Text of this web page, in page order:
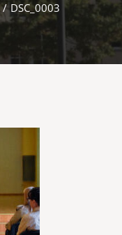
/ DSC_0003